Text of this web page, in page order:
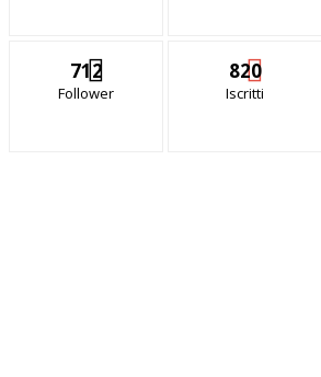
712
Follower
820
Iscritti